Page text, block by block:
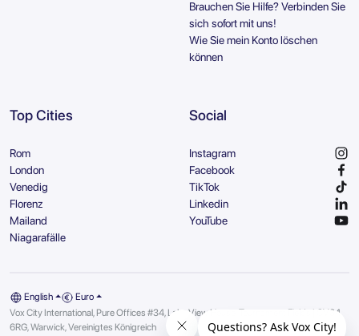
Brauchen Sie Hilfe? Verbinden Sie
sich sofort mit uns!
Wie Sie mein Konto löschen
können
Top Cities
Rom
London
Venedig
Florenz
Mailand
Niagarafälle
Social
Instagram
Facebook
TikTok
Linkedin
YouTube
English
Euro
Vox City International, Pure Offices #34, Lake View House, Tournament Fields | CV34
6RG, Warwick, Vereinigtes Königreich